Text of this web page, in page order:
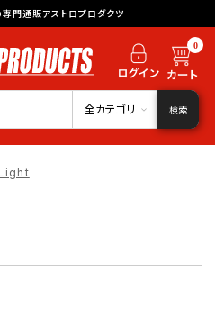
門通販アストロプロダクツ
0
全カテゴリ 検索
Light